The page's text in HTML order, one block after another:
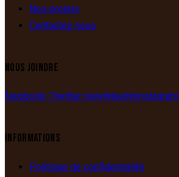
Nos projets
Contactez nous
NOUS JOINDRE
facebook-1twitter-new linkedininstagram
INFORMATIONS
Politique de confidentialité